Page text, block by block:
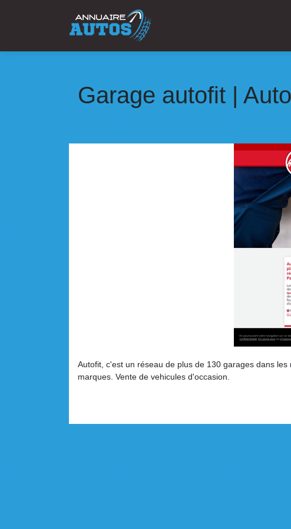
Garage autofit |
Autofit, c'est un réseau de plus de 130 garages dans
marques. Vente de vehicules d'occasion.